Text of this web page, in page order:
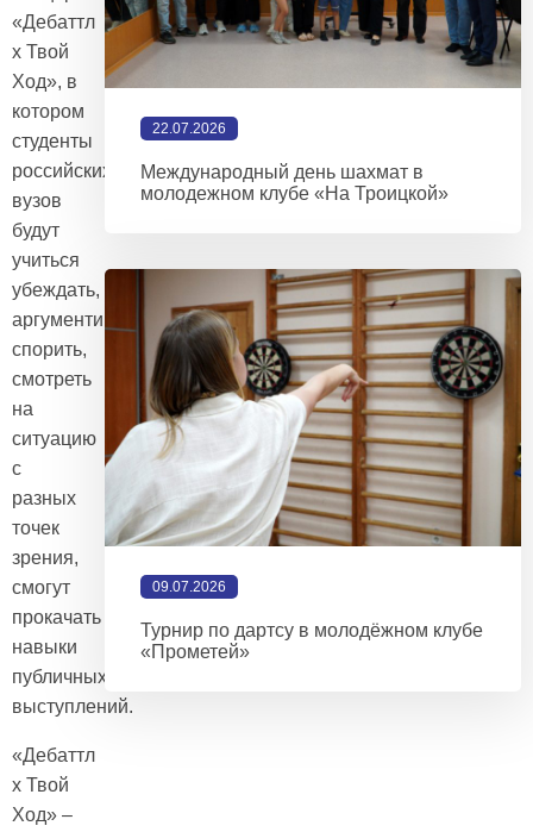
«Дебаттл
х Твой
Ход», в
котором
студенты
российских
вузов
будут
учиться
убеждать,
аргументировать,
спорить,
смотреть
на
ситуацию
с
разных
точек
зрения,
смогут
прокачать
навыки
публичных
выступлений.
«Дебаттл
х Твой
Ход» –
22.07.2026
Международный день шахмат в
молодежном клубе «На Троицкой»
09.07.2026
Турнир по дартсу в молодёжном клубе
«Прометей»